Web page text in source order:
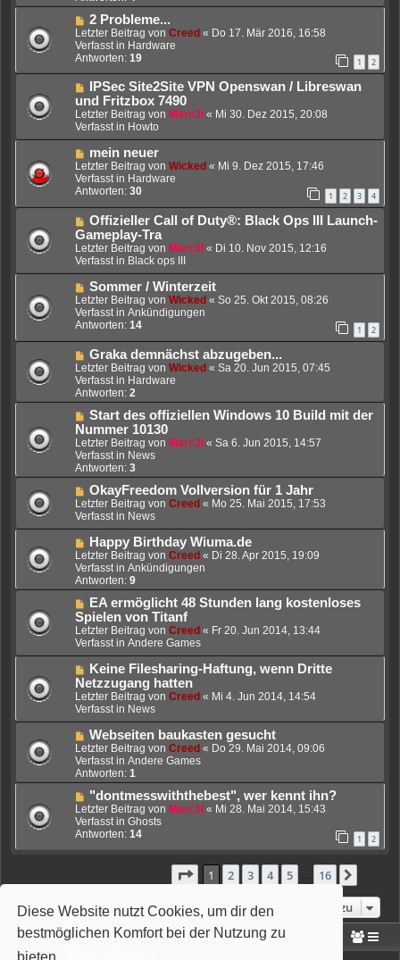
Diese Website nutzt Cookies, um dir den
bestmöglichen Komfort bei der Nutzung zu
a
g
r
B
e
i
t
a
g
N
e
u
e
B
e
i
t
r
a
g
2 Probleme...
Letzter Beitrag von Creed « Do 17. Mär 2016, 16:58
Verfasst in Hardware
Antworten: 19 1 2
N
e
u
e
B
e
i
t
r
a
g
IPSec Site2Site VPN Openswan / Libreswan
und Fritzbox 7490
Letzter Beitrag von Marc3l « Mi 30. Dez 2015, 20:08
Verfasst in Howto
N
e
u
e
B
e
i
t
r
a
g
mein neuer
Letzter Beitrag von Wicked « Mi 9. Dez 2015, 17:46
Verfasst in Hardware
Antworten: 30 1 2 3 4
N
e
u
e
B
e
i
t
r
a
g
Offizieller Call of Duty®: Black Ops III Launch-
Gameplay-Tra
Letzter Beitrag von Marc3l « Di 10. Nov 2015, 12:16
Verfasst in Black ops III
N
e
u
e
B
e
i
t
r
a
g
Sommer / Winterzeit
Letzter Beitrag von Wicked « So 25. Okt 2015, 08:26
Verfasst in Ankündigungen
Antworten: 14 1 2
N
e
u
e
r
B
e
i
t
r
a
g
Graka demnächst abzugeben...
Letzter Beitrag von Wicked « Sa 20. Jun 2015, 07:45
Verfasst in Hardware
Antworten: 2
N
e
u
e
r
B
e
i
t
r
a
g
Start des offiziellen Windows 10 Build mit der
Nummer 10130
Letzter Beitrag von Marc3l « Sa 6. Jun 2015, 14:57
Verfasst in News
Antworten: 3
N
e
u
e
B
e
i
t
a
g
OkayFreedom Vollversion für 1 Jahr
Letzter Beitrag von Creed « Mo 25. Mai 2015, 17:53
Verfasst in News
N
e
u
e
r
B
e
i
t
r
a
g
Happy Birthday Wiuma.de
Letzter Beitrag von Creed « Di 28. Apr 2015, 19:09
Verfasst in Ankündigungen
Antworten: 9
N
e
u
e
B
e
i
t
r
a
g
EA ermöglicht 48 Stunden lang kostenloses
Spielen von Titanf
Letzter Beitrag von Creed « Fr 20. Jun 2014, 13:44
Verfasst in Andere Games
N
e
u
e
B
e
i
t
r
a
g
Keine Filesharing-Haftung, wenn Dritte
Netzzugang hatten
Letzter Beitrag von Creed « Mi 4. Jun 2014, 14:54
Verfasst in News
N
e
u
e
r
B
e
i
t
Webseiten baukasten gesucht
Letzter Beitrag von Creed « Do 29. Mai 2014, 09:06
Verfasst in Andere Games
Antworten: 1
N
e
u
e
i
r
a
g
"dontmesswiththebest", wer kennt ihn?
Letzter Beitrag von Marc3l « Mi 28. Mai 2014, 15:43
Verfasst in Ghosts
Antworten: 14 1 2
Seite 1von 16
1 2 3 4 5 16
Gehe zu
Portal Foren-Übersicht